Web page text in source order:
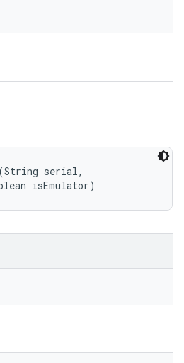
(String serial,
isEmulator)